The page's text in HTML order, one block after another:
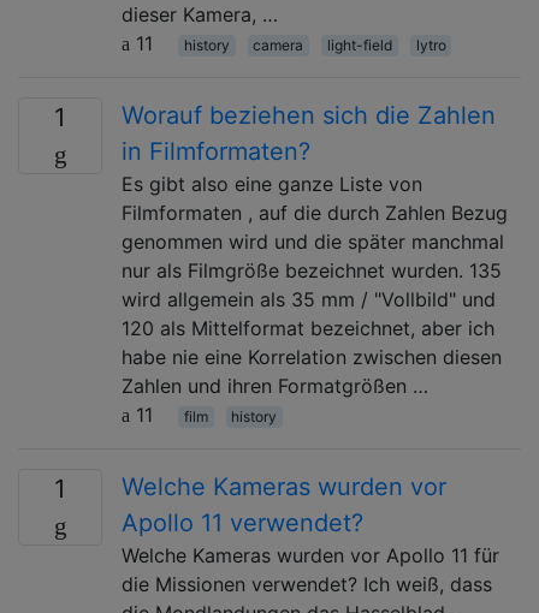
dieser Kamera, …
11
history camera light-field lytro
1
Worauf beziehen sich die Zahlen
in Filmformaten?
Es gibt also eine ganze Liste von
Filmformaten , auf die durch Zahlen Bezug
genommen wird und die später manchmal
nur als Filmgröße bezeichnet wurden. 135
wird allgemein als 35 mm / "Vollbild" und
120 als Mittelformat bezeichnet, aber ich
habe nie eine Korrelation zwischen diesen
Zahlen und ihren Formatgrößen …
11
film history
1
Welche Kameras wurden vor
Apollo 11 verwendet?
Welche Kameras wurden vor Apollo 11 für
die Missionen verwendet? Ich weiß, dass